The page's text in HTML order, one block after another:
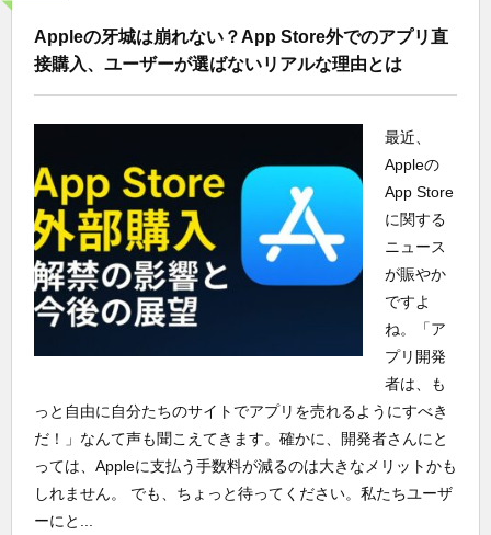
Appleの牙城は崩れない？App Store外でのアプリ直
接購入、ユーザーが選ばないリアルな理由とは
最近、
Appleの
App Store
に関する
ニュース
が賑やか
ですよ
ね。「ア
プリ開発
者は、も
っと自由に自分たちのサイトでアプリを売れるようにすべき
だ！」なんて声も聞こえてきます。確かに、開発者さんにと
っては、Appleに支払う手数料が減るのは大きなメリットかも
しれません。 でも、ちょっと待ってください。私たちユーザ
ーにと...